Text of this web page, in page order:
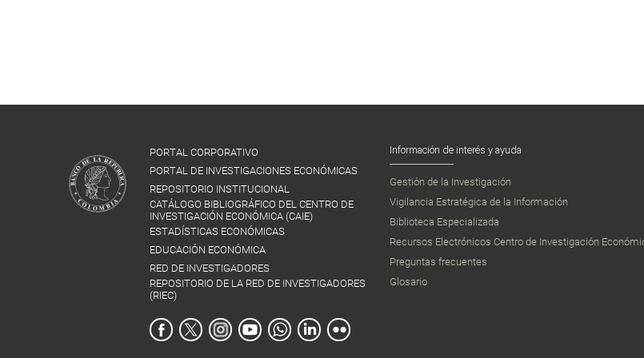
PORTAL CORPORATIVO
PORTAL DE INVESTIGACIONES ECONÓMICAS
REPOSITORIO INSTITUCIONAL
CATÁLOGO BIBLIOGRÁFICO DEL CENTRO DE
INVESTIGACIÓN ECONÓMICA (CAIE)
ESTADÍSTICAS ECONÓMICAS
EDUCACIÓN ECONÓMICA
RED DE INVESTIGADORES
REPOSITORIO DE LA RED DE INVESTIGADORES
(RIEC)
Información de interés y ayuda
Gestión de la Investigación
Vigilancia Estratégica de la Información
Biblioteca Especializada
Recursos Electrónicos Centro de Investigación
Preguntas frecuentes
Glosario